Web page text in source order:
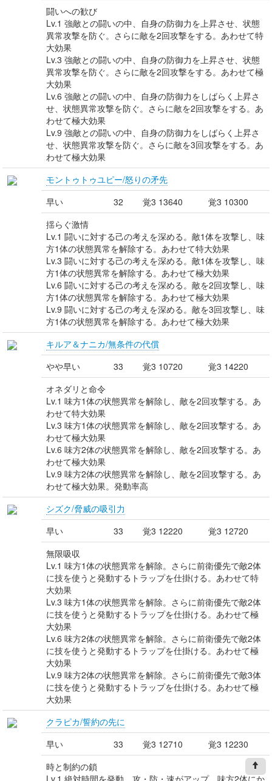
闘いへの歓び
Lv.1 強敵との闘いの中、自身の防御力を上昇させ、状態
異常攻撃を防ぐ。さらに敵を2回攻撃をする。あわせて特
大効果
Lv.3 強敵との闘いの中、自身の防御力を上昇させ、状態
異常攻撃を防ぐ。さらに敵を2回攻撃をする。あわせて極
大効果
Lv.6 強敵との闘いの中、自身の防御力をしばらく上昇さ
せ、状態異常攻撃を防ぐ。さらに敵を2回攻撃をする。あ
わせて極大効果
Lv.9 強敵との闘いの中、自身の防御力をしばらく上昇さ
せ、状態異常攻撃を防ぐ。さらに敵を3回攻撃をする。あ
わせて極大効果
モントゥトゥユピー/怒りの矛先
早い
32 覚3 13640
覚3 10300
揺らぐ激情
Lv.1 闘いに対する己の考えを深める。敵1体を攻撃し、味
方1体の状態異常を解除する。あわせて特大効果
Lv.3 闘いに対する己の考えを深める。敵1体を攻撃し、味
方1体の状態異常を解除する。あわせて極大効果
Lv.6 闘いに対する己の考えを深める。敵を2回攻撃し、味
方1体の状態異常を解除する。あわせて極大効果
Lv.9 闘いに対する己の考えを深める。敵を3回攻撃し、味
方1体の状態異常を解除する。あわせて極大効果
キルア＆ナニカ/無条件の代償
やや早い
33 覚3 10720
覚3 14220
オネダリと命令
Lv.1 味方1体の状態異常を解除し、敵を2回攻撃する。あ
わせて特大効果
Lv.3 味方1体の状態異常を解除し、敵を2回攻撃する。あ
わせて極大効果
Lv.6 味方2体の状態異常を解除し、敵を2回攻撃する。あ
わせて極大効果
Lv.9 味方2体の状態異常を解除し、敵を2回攻撃する。あ
わせて極大効果。発動率高
シズク/脅威の吸引力
早い
33 覚3 12220
覚3 12720
無限吸収
Lv.1 味方1体の状態異常を解除。さらに前衛優先で敵2体
に技を使うと発動するトラップを仕掛ける。あわせて特
大効果
Lv.3 味方1体の状態異常を解除。さらに前衛優先で敵2体
に技を使うと発動するトラップを仕掛ける。あわせて極
大効果
Lv.6 味方2体の状態異常を解除。さらに前衛優先で敵2体
に技を使うと発動するトラップを仕掛ける。あわせて極
大効果
Lv.9 味方2体の状態異常を解除。さらに前衛優先で敵3体
に技を使うと発動するトラップを仕掛ける。あわせて極
大効果
クラピカ/誓約の先に
早い
33 覚3 12710
覚3 12230
時と制約の鎖
Lv.1 絶対時間を発動、攻・防・速がアップ。味方2体にか